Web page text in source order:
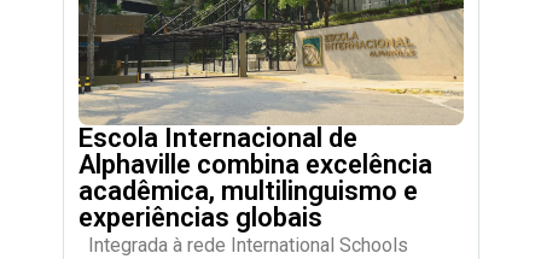
Escola Internacional de
Alphaville combina excelência
acadêmica, multilinguismo e
experiências globais
Integrada à rede International Schools